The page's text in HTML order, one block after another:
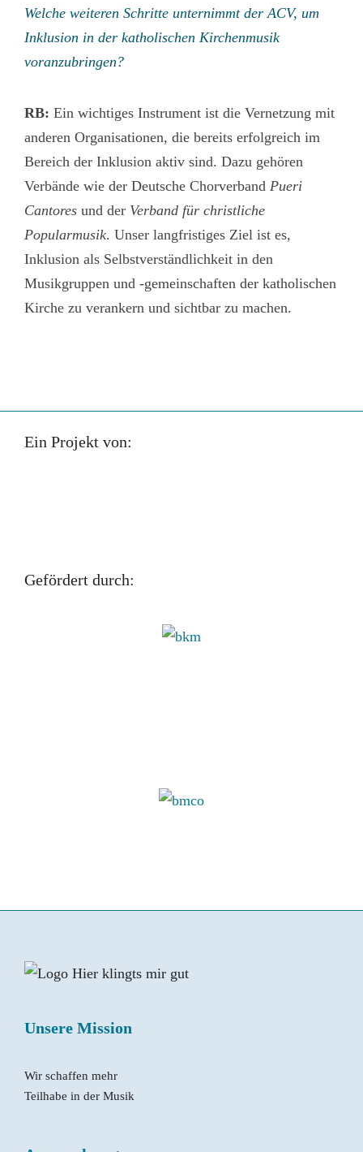
Welche weiteren Schritte unternimmt der ACV, um
Inklusion in der katholischen Kirchenmusik
voranzubringen?
RB: Ein wichtiges Instrument ist die Vernetzung mit
anderen Organisationen, die bereits erfolgreich im
Bereich der Inklusion aktiv sind. Dazu gehören
Verbände wie der Deutsche Chorverband Pueri
Cantores und der Verband für christliche
Popularmusik. Unser langfristiges Ziel ist es,
Inklusion als Selbstverständlichkeit in den
Musikgruppen und -gemeinschaften der katholischen
Kirche zu verankern und sichtbar zu machen.
Ein Projekt von:
Gefördert durch:
Unsere Mission
Wir schaffen mehr
Teilhabe in der Musik